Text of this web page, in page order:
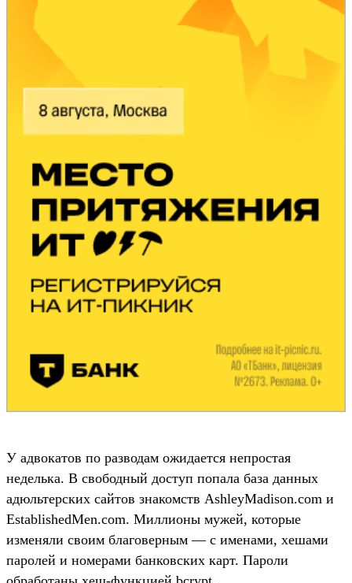
У адвокатов по разводам ожидается непростая
неделька. В свободный доступ попала база данных
адюльтерских сайтов знакомств AshleyMadison.com и
EstablishedMen.com. Миллионы мужей, которые
изменяли своим благоверным — с именами, хешами
паролей и номерами банковских карт. Пароли